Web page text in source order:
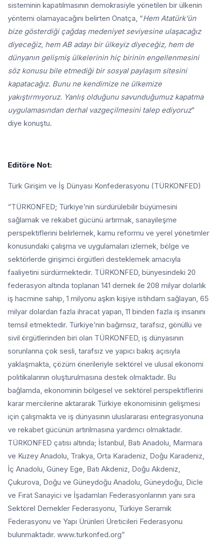
sisteminin kapatılmasının demokrasiyle yönetilen bir ülkenin
yöntemi olamayacağını belirten Onatça, “Hem Atatürk'ün
bize gösterdiği çağdaş medeniyet seviyesine ulaşacağız
diyeceğiz, hem AB adayı bir ülkeyiz diyeceğiz, hem de
dünyanın gelişmiş ülkelerinin hiç birinin engellenmesini
söz konusu bile etmediği bir sosyal paylaşım sitesini
kapatacağız. Bunu ne kendimize ne ülkemize
yakıştırmıyoruz. Yanlış olduğunu savunduğumuz kapatma
uygulamasından derhal vazgeçilmesini talep ediyoruz”
diye konuştu.
Editöre Not:
Türk Girişim ve İş Dünyası Konfederasyonu (TÜRKONFED)
“TÜRKONFED; Türkiye’nin sürdürülebilir büyümesini
sağlamak ve rekabet gücünü artırmak, sanayileşme
perspektiflerini belirlemek, kamu reformu ve yerel yönetimler
konusundaki çalışma ve uygulamaları izlemek, bölge ve
sektörlerde girişimci örgütleri desteklemek amacıyla
faaliyetini sürdürmektedir. TÜRKONFED, bünyesindeki 20
federasyon altında toplanan 141 dernek ile 208 milyar dolarlık
iş hacmine sahip, 1 milyonu aşkın kişiye istihdam sağlayan, 65
milyar dolardan fazla ihracat yapan, 11 binden fazla iş insanını
temsil etmektedir. Türkiye’nin bağımsız, tarafsız, gönüllü ve
sivil örgütlerinden biri olan TÜRKONFED, iş dünyasının
sorunlarına çok sesli, tarafsız ve yapıcı bakış açısıyla
yaklaşmakta, çözüm önerileriyle sektörel ve ulusal ekonomi
politikalarının oluşturulmasına destek olmaktadır. Bu
bağlamda, ekonominin bölgesel ve sektörel perspektiflerini
karar mercilerine aktararak Türkiye ekonomisinin gelişmesi
için çalışmakta ve iş dünyasının uluslararası entegrasyonuna
ve rekabet gücünün artırılmasına yardımcı olmaktadır.
TÜRKONFED çatısı altında; İstanbul, Batı Anadolu, Marmara
ve Kuzey Anadolu, Trakya, Orta Karadeniz, Doğu Karadeniz,
İç Anadolu, Güney Ege, Batı Akdeniz, Doğu Akdeniz,
Çukurova, Doğu ve Güneydoğu Anadolu, Güneydoğu, Dicle
ve Fırat Sanayici ve İşadamları Federasyonlarının yanı sıra
Sektörel Dernekler Federasyonu, Türkiye Seramik
Federasyonu ve Yapı Ürünleri Üreticileri Federasyonu
bulunmaktadır. www.turkonfed.org”